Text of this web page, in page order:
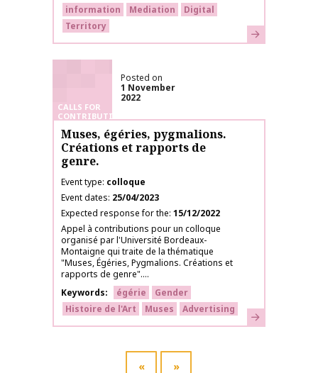
information
Mediation
Digital
Territory
Learn more
CALLS FOR
CONTRIBUTIONS
Posted on
1 November
2022
Muses, égéries, pygmalions.
Créations et rapports de
genre.
Event type colloque
Event dates 25/04/2023
Expected response for the 15/12/2022
Appel à contributions pour un colloque
organisé par l'Université Bordeaux-
Montaigne qui traite de la thématique
"Muses, Égéries, Pygmalions. Créations et
rapports de genre"....
Keywords
égérie
Gender
Histoire de l'Art
Muses Advertising Learn more
« »